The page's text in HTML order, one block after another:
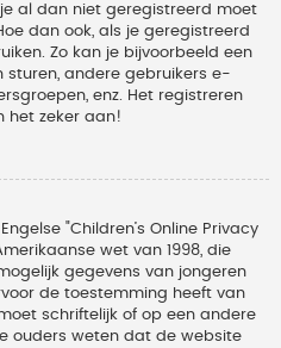
al dan niet geregistreerd moet
dan ook, als je geregistreerd
Zo kan je bijvoorbeeld een
andere gebruikers e-
enz. Het registreren
het zeker aan!
"Children’s Online Privacy
wet van 1998, die
gegevens van jongeren
de toestemming heeft van
schriftelijk of op een andere
ouders weten dat de website